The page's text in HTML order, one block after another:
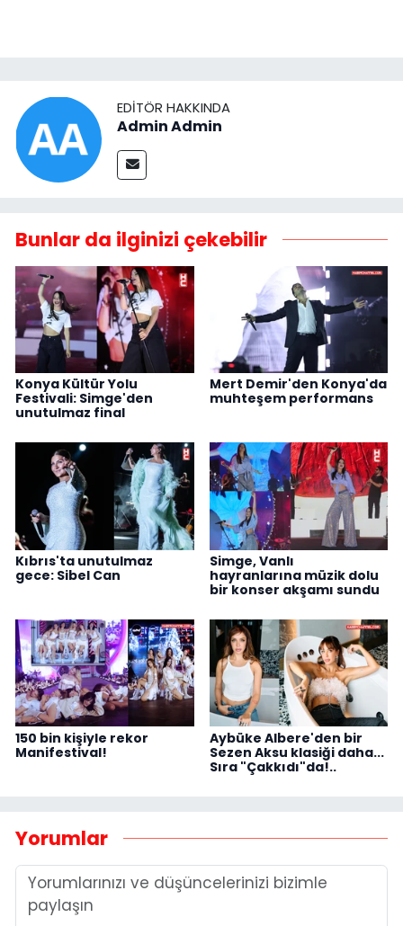
EDITÖR HAKKINDA
Admin Admin
Bunlar da ilginizi çekebilir
Konya Kültür Yolu
Festivali: Simge'den
unutulmaz final
Mert Demir'den Konya'da
muhteşem performans
Kıbrıs'ta unutulmaz
gece: Sibel Can
Simge, Vanlı
hayranlarına müzik dolu
bir konser akşamı sundu
150 bin kişiyle rekor
Manifestival!
Aybüke Albere'den bir
Sezen Aksu klasiği daha...
Sıra "Çakkıdı"da!..
Yorumlar